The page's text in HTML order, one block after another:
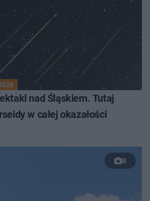
nad Śląskiem. Tutaj
w całej okazałości
8